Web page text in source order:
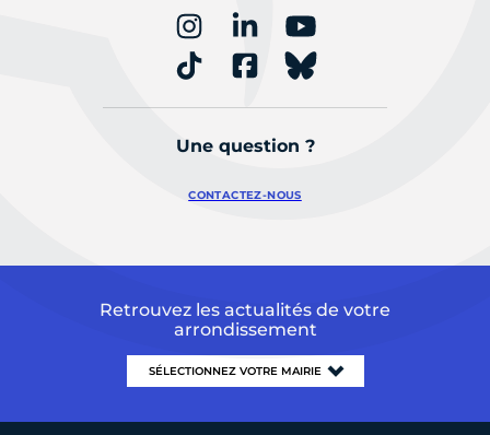
Une question ?
CONTACTEZ-NOUS
Retrouvez les actualités de votre
arrondissement